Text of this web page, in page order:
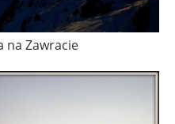
na Zawracie